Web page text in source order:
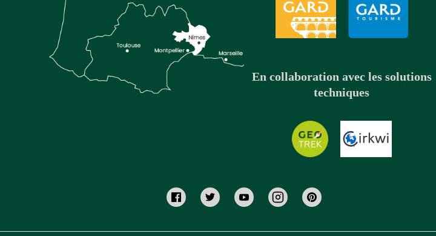
En collaboration avec les solutions
techniques